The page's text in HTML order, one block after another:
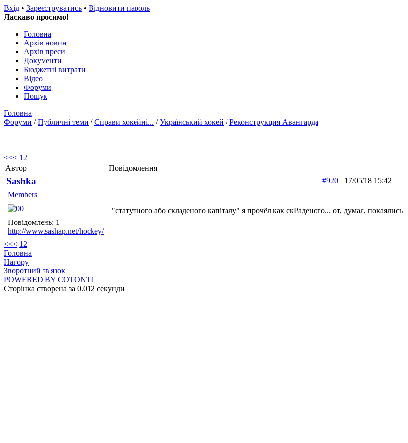
Вхід • Зареєструватись • Відновити пароль
Ласкаво просимо!
Головна
Архів новин
Архів преси
Документи
Бюджетні витрати
Відео
Форуми
Пошук
Головна
Форуми /Публичні теми /Справи хокейні... /Український хокей /Реконструкция Авангарда
<<< 1 2
Автор
Повідомлення
Sashka
Members
Повідомлень: 1
http://www.sashap.net/hockey/
#920 17/05/18 15:42
"статутного або складеного капіталу" я прочёл как скРаденого... от, думал, покаялись
<<< 1 2
Головна
Нагору
Зворотний зв'язок
POWERED BY COTONTI
Сторінка створена за 0.012 секунди